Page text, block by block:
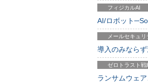
フィジカルAI
AI/ロボット
メールセキュリ
導入のみなら
ゼロトラスト戦
ランサムウェ